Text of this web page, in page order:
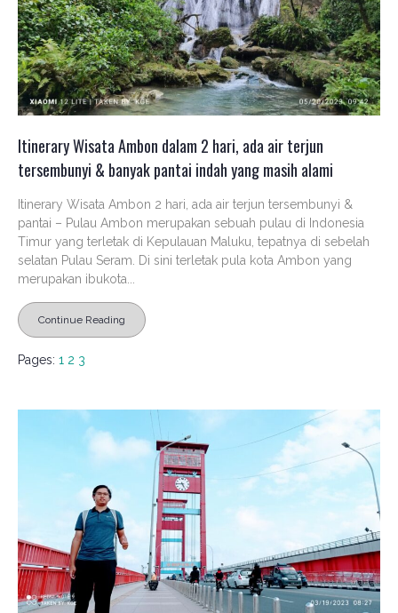
Itinerary Wisata Ambon dalam 2 hari, ada air terjun
tersembunyi & banyak pantai indah yang masih alami
Itinerary Wisata Ambon 2 hari, ada air terjun tersembunyi &
pantai – Pulau Ambon merupakan sebuah pulau di Indonesia
Timur yang terletak di Kepulauan Maluku, tepatnya di sebelah
selatan Pulau Seram. Di sini terletak pula kota Ambon yang
merupakan ibukota...
Continue Reading
Pages: 1 2 3